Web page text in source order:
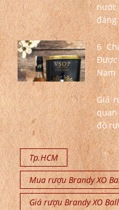
nước
đáng
6
Nam
Giá
đồ
Tp.HCM
Mua rượu Brandy XO
Giá rượu Brandy XO